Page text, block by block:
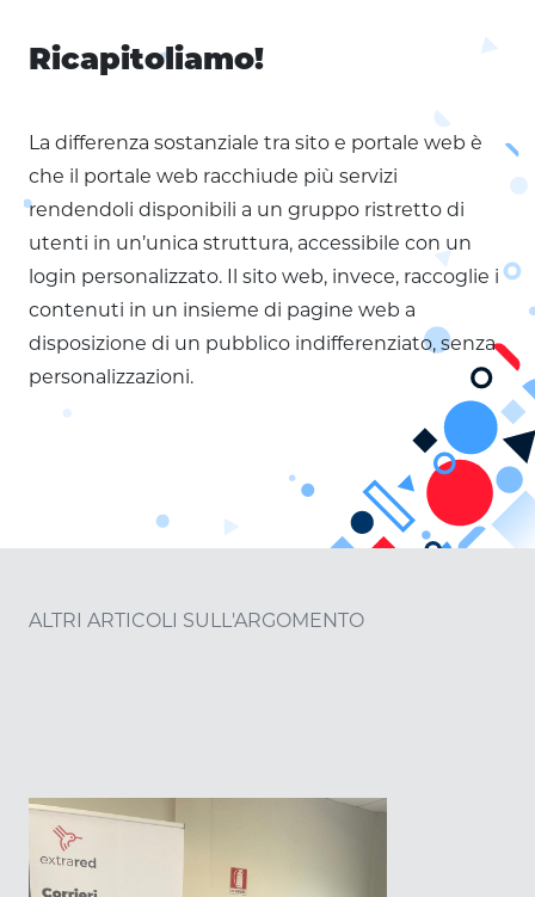
Ricapitoliamo!
La differenza sostanziale tra sito e portale web è
che il portale web racchiude più servizi
rendendoli disponibili a un gruppo ristretto di
utenti in un’unica struttura, accessibile con un
login personalizzato. Il sito web, invece, raccoglie i
contenuti in un insieme di pagine web a
disposizione di un pubblico indifferenziato, senza
personalizzazioni.
ALTRI ARTICOLI SULL'ARGOMENTO